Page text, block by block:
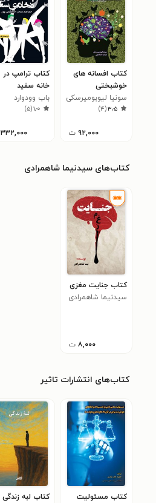
کتاب افسانه‌ های
خوشبختی
سونیا لیوبومیرسکی
۳٫۵(۴)
۹۲,۰۰۰ ت
کتاب ترامپ در
خانه سفید
باب وودوارد
۱٫۰(۵)
۳۳۲,۰۰۰
کتاب‌های سیدنیما شاهمرادی
کتاب جنایت مغزی
سیدنیما شاهمرادی
۸,۰۰۰ ت
کتاب‌های انتشارات تاثیر
کتاب مسئولیت
کتاب لبه زندگی